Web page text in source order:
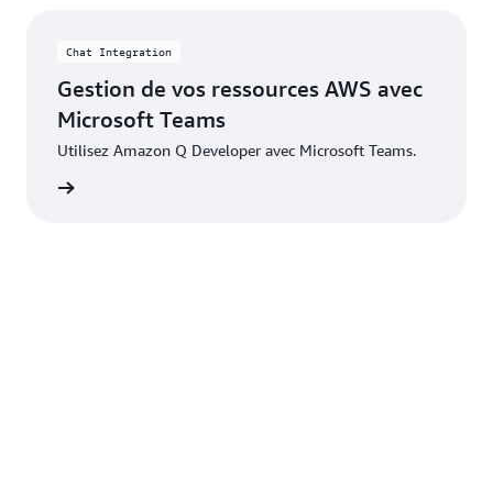
Chat Integration
Gestion de vos ressources AWS avec
Microsoft Teams
Utilisez Amazon Q Developer avec Microsoft Teams.